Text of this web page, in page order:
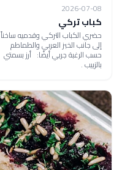
2026-07-08
كباب تركي
حضري الكباب التركي وقدميه ساخناً
إلى جانب الخبز العربي والطماطم
حسب الرغبة جربي أيضًا: أرز بسمتي
بالزبيب .